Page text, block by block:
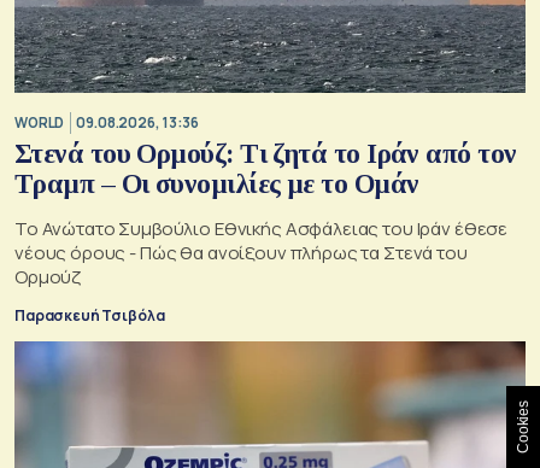
WORLD 09.08.2026, 13:36
Στενά του Ορμούζ: Τι ζητά το Ιράν από τον
Τραμπ – Οι συνομιλίες με το Ομάν
Το Ανώτατο Συμβούλιο Εθνικής Ασφάλειας του Ιράν έθεσε
νέους όρους - Πώς θα ανοίξουν πλήρως τα Στενά του
Ορμούζ
Παρασκευή Τσιβόλα
Cookies